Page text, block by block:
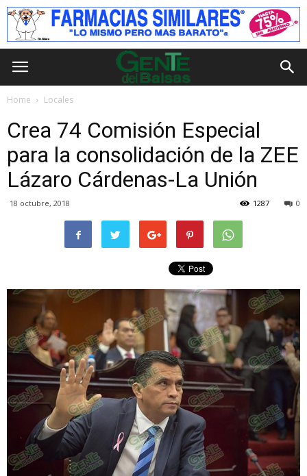
Home Locales
Crea 74 Comisión Especial
para la consolidación de la ZEE
Lázaro Cárdenas-La Unión
18 octubre, 2018 0
1287